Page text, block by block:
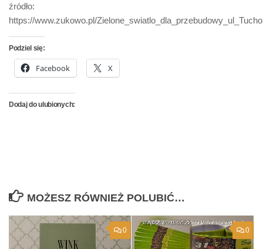
źródło:
https://www.zukowo.pl/
Podziel się:
Facebook X
Dodaj do ulubionych:
MOŻESZ RÓWNIEŻ POLUBIĆ…
0 0